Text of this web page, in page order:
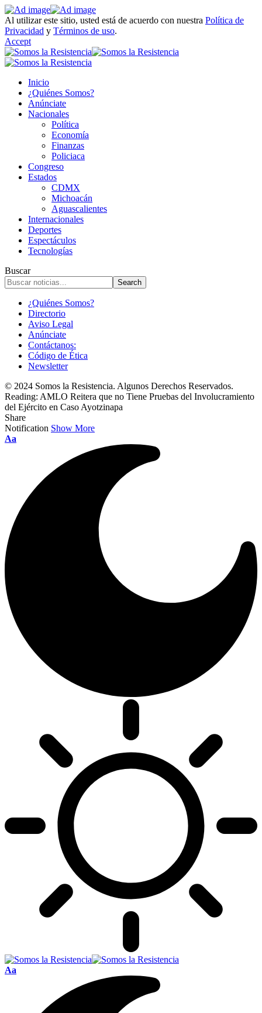
Al utilizar este sitio, usted está de acuerdo con nuestra Política de
Privacidad y Términos de uso.
Accept
Inicio
¿Quiénes Somos?
Anúnciate
Nacionales
Política
Economía
Finanzas
Policiaca
Congreso
Estados
CDMX
Michoacán
Aguascalientes
Internacionales
Deportes
Espectáculos
Tecnologías
Buscar
¿Quiénes Somos?
Directorio
Aviso Legal
Anúnciate
Contáctanos:
Código de Ética
Newsletter
© 2024 Somos la Resistencia. Algunos Derechos Reservados.
Reading: AMLO Reitera que no Tiene Pruebas del Involucramiento
del Ejército en Caso Ayotzinapa
Share
Notification Show More
Font
Aa
Font
Aa